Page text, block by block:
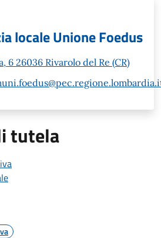
locale Unione Foedus
6 26036 Rivarolo del Re (CR)
tutela